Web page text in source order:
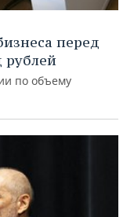
перед
рублей
по объему